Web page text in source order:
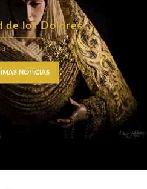
de los Dolores
Córdoba
NOTICIAS